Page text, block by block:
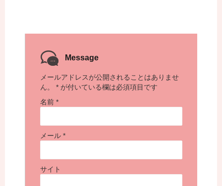
Message
メールアドレスが公開されることはありませ
ん。
* が付いている欄は必須項目です
名前 *
メール *
サイト